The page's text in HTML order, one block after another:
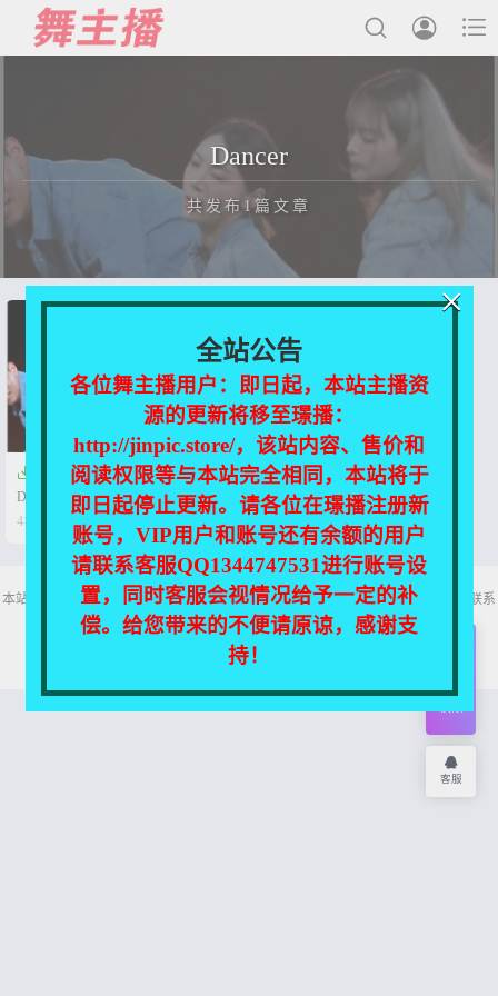



最新发布
国外主播
主播合集
用户中心
会员登陆
Dancer
共发布1篇文章
正在为您加载新内容

女团饭拍 - 220522+220519
Dancer+LESSERAFIM+郑艺琳 10V
合集[1.9GB]
4年前  0  20
本站所有资源均收集自互联网，仅供个人欣赏交流，如不慎侵犯了您的权益，请联系
我们，我们将尽快处理！
Copyright © 2026 舞主播
全站公告
各位舞主播用户：即日起，本站主播资
源的更新将移至璟播：
http://jinpic.store/，该站内容、售价和
阅读权限等与本站完全相同，本站将于
即日起停止更新。请各位在璟播注册新
账号，VIP用户和账号还有余额的用户
请联系客服QQ1344747531进行账号设
置，同时客服会视情况给予一定的补
偿。给您带来的不便请原谅，感谢支
持！
×
会员
客服